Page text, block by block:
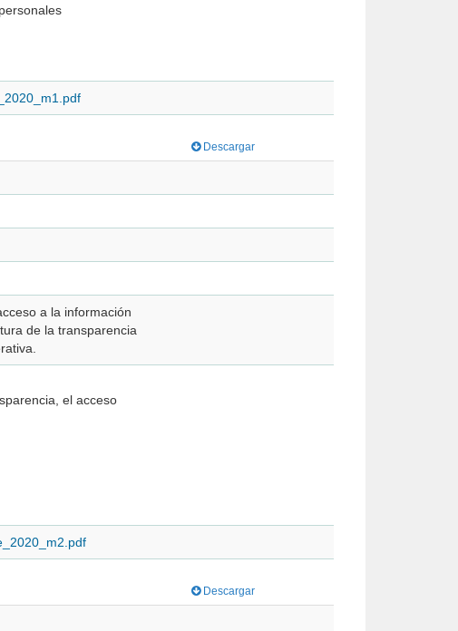
Descargar
a la información
de la transparencia
el acceso
Descargar